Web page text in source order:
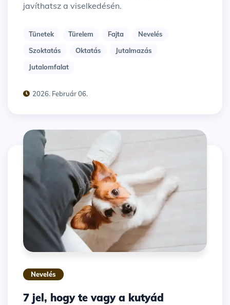
javíthatsz a viselkedésén.
Tünetek Türelem Fajta
Nevelés
Szoktatás
Oktatás
Jutalmazás
Jutalomfalat
2026. Február 06.
Nevelés
7 jel, hogy te vagy a kutyád